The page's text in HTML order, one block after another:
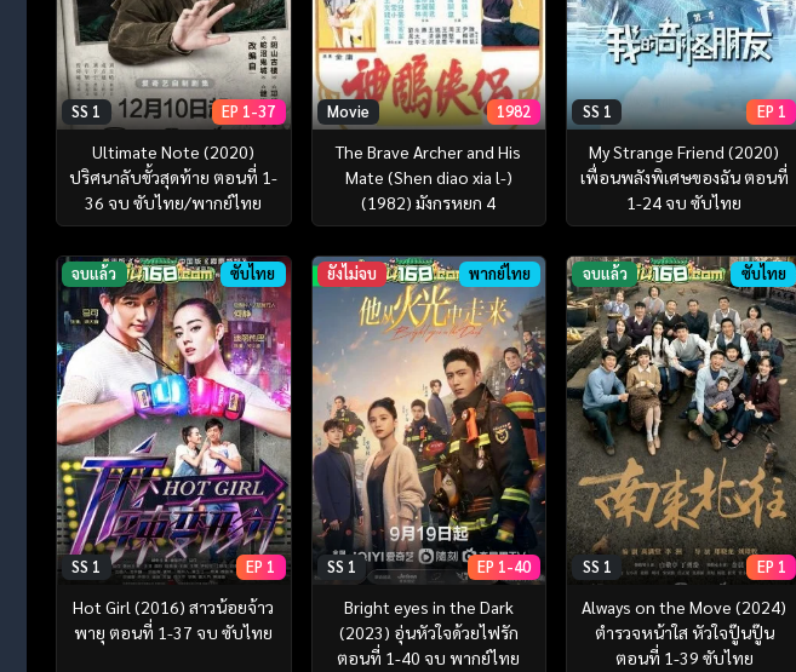
SS 1 EP 1-37
Ultimate Note (2020)
ปริศนาลับขั้วสุดท้าย ตอนที่ 1-
36 จบ ซับไทย/พากย์ไทย
Movie 1982
The Brave Archer and His
Mate (Shen diao xia l-)
(1982) มังกรหยก 4
SS 1 EP 1
My Strange Friend (2020)
เพื่อนพลังพิเศษของฉัน ตอนที่
1-24 จบ ซับไทย
จบแล้ว ซับไทย
SS 1 EP 1
Hot Girl (2016) สาวน้อยจ้าว
พายุ ตอนที่ 1-37 จบ ซับไทย
ยังไม่จบ พากย์ไทย
SS 1 EP 1-40
Bright eyes in the Dark
(2023) อุ่นหัวใจด้วยไฟรัก
ตอนที่ 1-40 จบ พากย์ไทย
จบแล้ว ซับไทย
SS 1 EP 1
Always on the Move (2024)
ตำรวจหน้าใส หัวใจปู๊นปู๊น
ตอนที่ 1-39 ซับไทย